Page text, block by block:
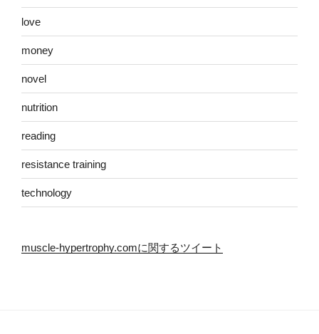
love
money
novel
nutrition
reading
resistance training
technology
muscle-hypertrophy.comに関するツイート